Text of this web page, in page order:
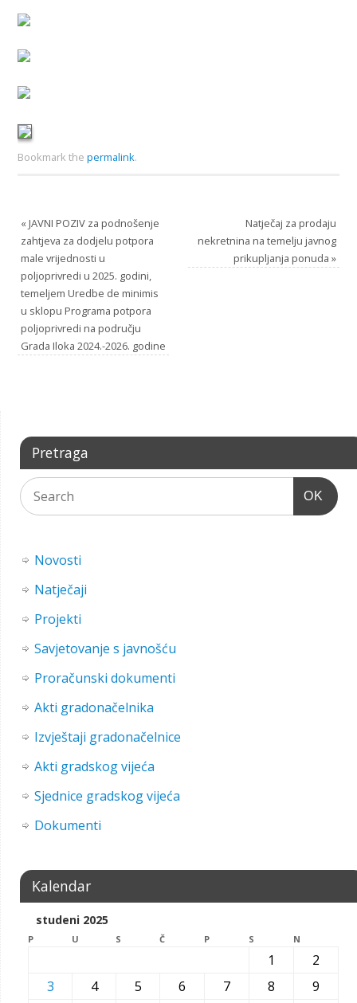
Bookmark the permalink.
«JAVNI POZIV za podnošenje
zahtjeva za dodjelu potpora
male vrijednosti u
poljoprivredi u 2025. godini,
temeljem Uredbe de minimis
u sklopu Programa potpora
poljoprivredi na području
Grada Iloka 2024.-2026. godine
Natječaj za prodaju
nekretnina na temelju javnog
prikupljanja ponuda»
Pretraga
OK
Novosti
Natječaji
Projekti
Savjetovanje s javnošću
Proračunski dokumenti
Akti gradonačelnika
Izvještaji gradonačelnice
Akti gradskog vijeća
Sjednice gradskog vijeća
Dokumenti
Kalendar
studeni 2025
P U S Č P S N
1
2
3
4 5 6 7 8
9